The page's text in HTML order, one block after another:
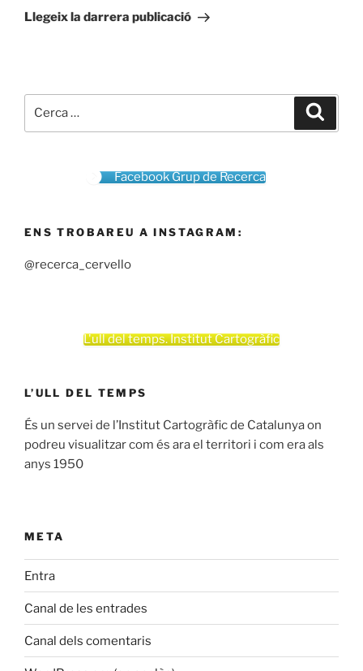
següent
Llegeix la darrera publicació
Facebook Grup de Recerca
ENS TROBAREU A INSTAGRAM:
@recerca_cervello
L'ull del temps. Institut Cartogràfic
L’ULL DEL TEMPS
És un servei de l’Institut Cartogràfic de Catalunya on
podreu visualitzar com és ara el territori i com era als
anys 1950
META
Entra
Canal de les entrades
Canal dels comentaris